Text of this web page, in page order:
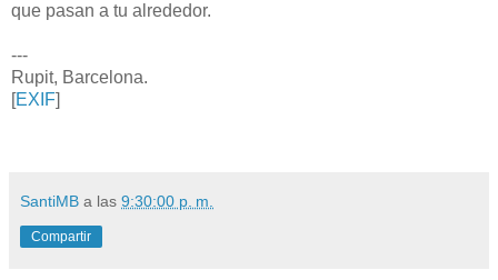
que pasan a tu alrededor.
---
Rupit, Barcelona.
[EXIF]
SantiMB a las 9:30:00 p. m.
Compartir